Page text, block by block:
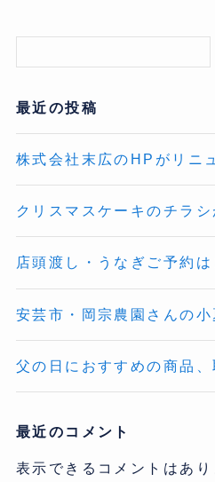
最近の投稿
株式会社末広のHPがリニ
クリスマスケーキのチラシ
店頭渡し・うなぎご予約は
安芸市・岡宗農園さんの
父の日におすすめの商品、
最近のコメント
表示できるコメントはあり